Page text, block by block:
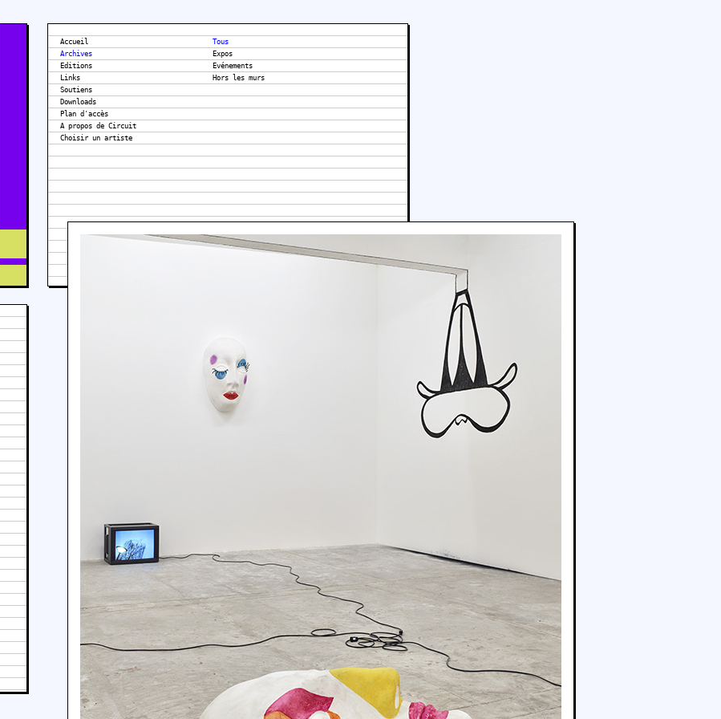
Accueil
Archives
Editions
Links
Soutiens
Downloads
Plan d'accès
A propos de Circuit
Tous
Expos
Evénements
Hors les murs